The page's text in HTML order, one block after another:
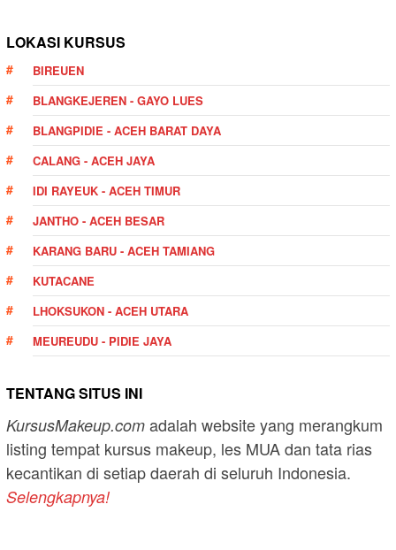
LOKASI KURSUS
BIREUEN
BLANGKEJEREN - GAYO LUES
BLANGPIDIE - ACEH BARAT DAYA
CALANG - ACEH JAYA
IDI RAYEUK - ACEH TIMUR
JANTHO - ACEH BESAR
KARANG BARU - ACEH TAMIANG
KUTACANE
LHOKSUKON - ACEH UTARA
MEUREUDU - PIDIE JAYA
TENTANG SITUS INI
KursusMakeup.com adalah website yang merangkum
listing tempat kursus makeup, les MUA dan tata rias
kecantikan di setiap daerah di seluruh Indonesia.
Selengkapnya!